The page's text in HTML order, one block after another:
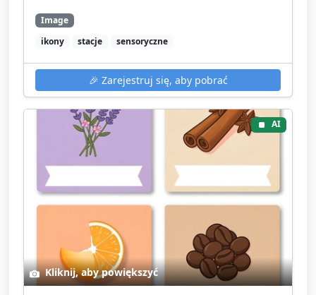
Image
ikony
stacje sensoryczne
🎉 Zarejestruj się, aby pobrać
AI
Kliknij, aby powiększyć